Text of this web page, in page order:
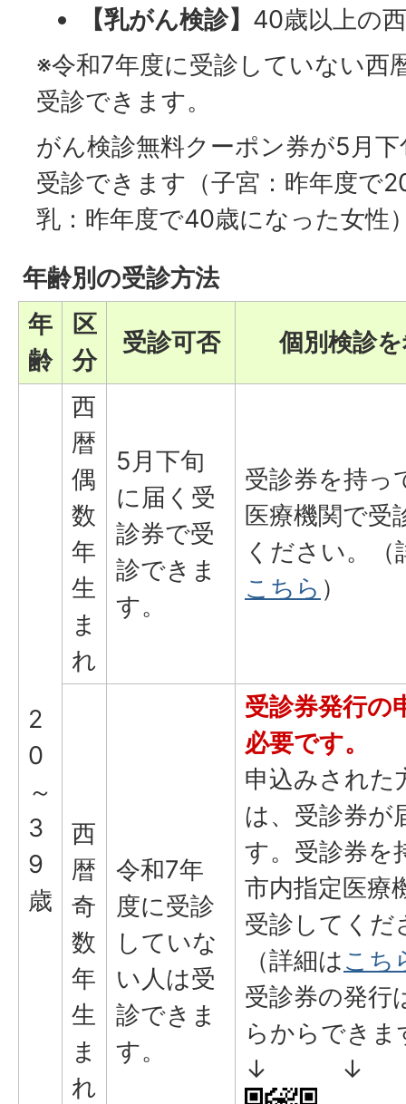
【乳がん検診】 40歳以上の
※令和7年度に受診していない西
受診できます。
がん検診無料クーポン券が5月
受診できます（子宮：昨年度で
乳：昨年度で40歳になった女性
年齢別の受診方法
年
齢
区
分
受診可否 個別検診
2
0
～
3
9
歳
西
暦
偶
数
年
生
ま
れ
5月下旬
に届く受
診券で受
診できま
す。
受診券を持っ
医療機関で受
ください。（
こちら ）
西
暦
奇
数
年
生
ま
れ
令和7年
度に受診
していな
い人は受
診できま
す。
受診券発行の
必要です。
申込みされた
は、受診券が
す。受診券を
市内指定医療
受診してくだ
（詳細はこち
受診券の発行
らからできま
↓ ↓